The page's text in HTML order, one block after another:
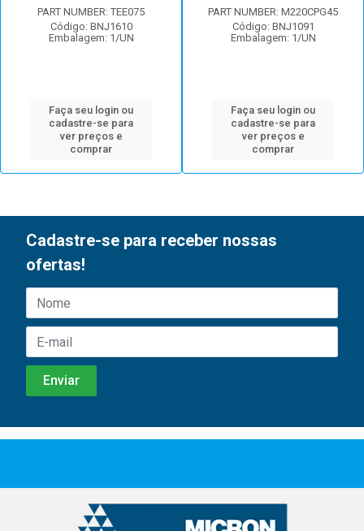
PART NUMBER: TEE075
Código: BNJ1610
Embalagem: 1/UN
Faça seu login ou
cadastre-se para
ver preços e
comprar
PART NUMBER: M220CPG45
Código: BNJ1091
Embalagem: 1/UN
Faça seu login ou
cadastre-se para
ver preços e
comprar
Cadastre-se para receber nossas
ofertas!